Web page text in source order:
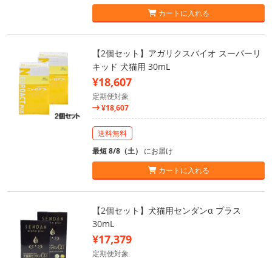
カートに入れる
【2個セット】アガリクスバイオ スーパーリ
キッド 犬猫用 30mL
¥18,607
定期便対象
¥18,607
送料無料
最短 8/8（土） にお届け
カートに入れる
【2個セット】犬猫用センダンα プラス
30mL
¥17,379
定期便対象